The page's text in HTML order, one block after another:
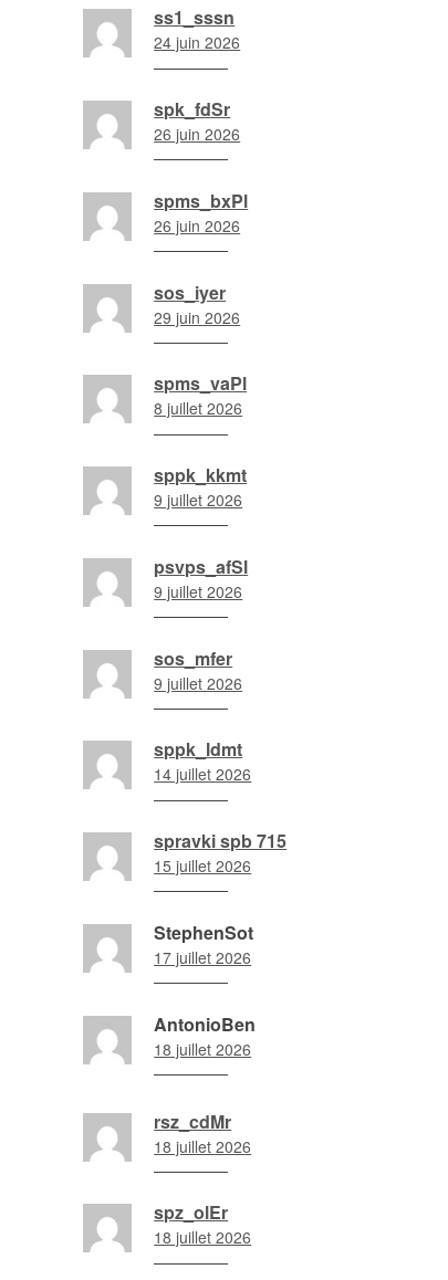
41
min
ss1_sssn
24 juin 2026
5
41
min
spk_fdSr
26 juin 2026
17
42
min
spms_bxPl
26 juin 2026
20
09
min
sos_iyer
29 juin 2026
6
27
min
spms_vaPl
8 juillet 2026
3
16
min
sppk_kkmt
9 juillet 2026
19
10
min
psvps_afSl
9 juillet 2026
19
39
min
sos_mfer
9 juillet 2026
21
00
min
sppk_ldmt
14 juillet 2026
20
01
min
spravki spb 715
15 juillet 2026
17
49
min
StephenSot
17 juillet 2026
12
35
min
AntonioBen
18 juillet 2026
0
01
min
rsz_cdMr
18 juillet 2026
4
14
min
spz_olEr
18 juillet 2026
5